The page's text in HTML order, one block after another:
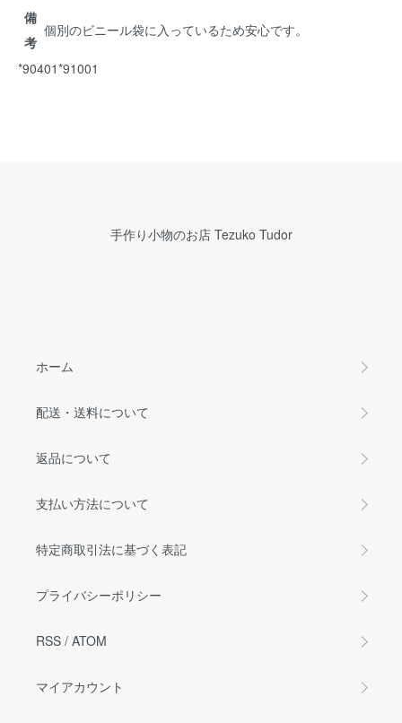
備
考
個別のビニール袋に入っているため安心です。
*90401*91001
手作り小物のお店 Tezuko Tudor
ホーム
配送・送料について
返品について
支払い方法について
特定商取引法に基づく表記
プライバシーポリシー
RSS / ATOM
マイアカウント